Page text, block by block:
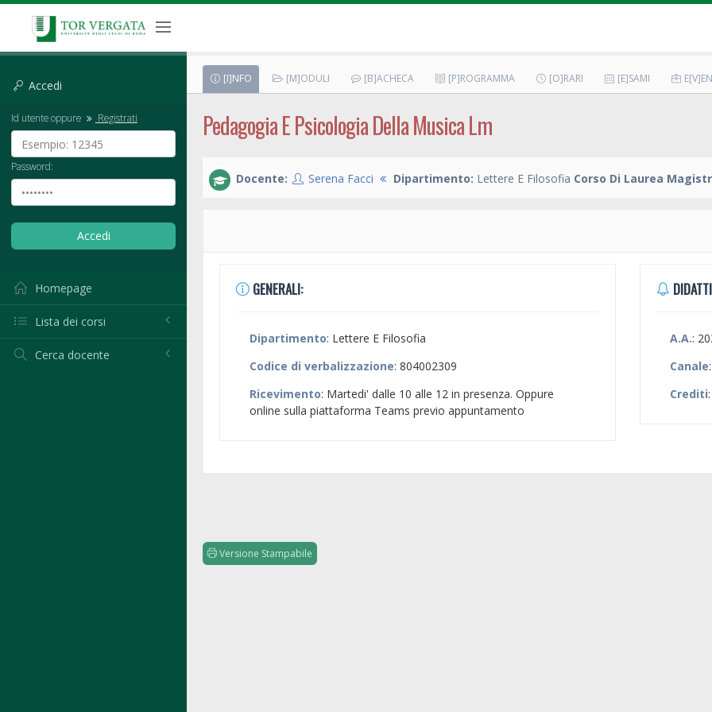
Accedi
Id utente oppure Registrati
Password:
Homepage
Lista dei corsi
Cerca docente
[I]NFO [M]ODULI [B]ACHECA [P]ROGRAMMA [O]RARI [E]SAMI
Pedagogia E Psicologia Della Musica Lm
Docente: Serena Facci Dipartimento: Lettere E Filosofia Corso Di Laurea
GENERALI:
Dipartimento: Lettere E Filosofia
Codice di verbalizzazione: 804002309
Ricevimento: Martedi' dalle 10 alle 12 in presenza. Oppure
online sulla piattaforma Teams previo appuntamento
A.A.:
Canale
Crediti
Versione Stampabile